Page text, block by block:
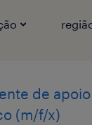
de apoio
(m/f/x)